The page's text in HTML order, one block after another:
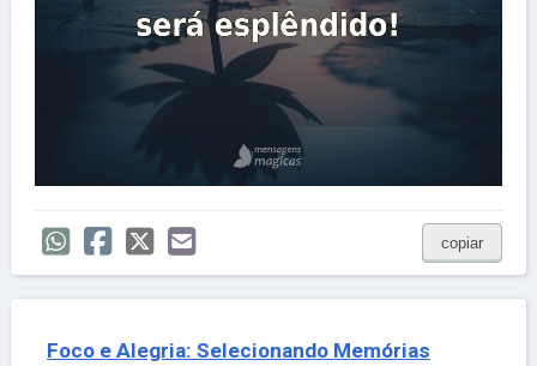
copiar
Foco e Alegria: Selecionando Memórias